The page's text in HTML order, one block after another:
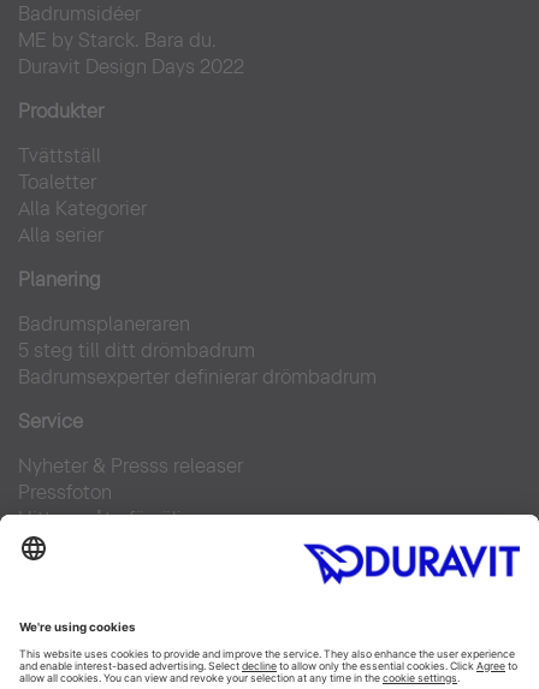
Badrumsidéer
ME by Starck. Bara du.
Duravit Design Days 2022
Produkter
Tvättställ
Toaletter
Alla Kategorier
Alla serier
Planering
Badrumsplaneraren
5 steg till ditt drömbadrum
Badrumsexperter definierar drömbadrum
Service
Nyheter & Presss releaser
Pressfoton
Hitta en återförsäljare
FAQs
Facebook
Instagram
Pinterest
Flickr